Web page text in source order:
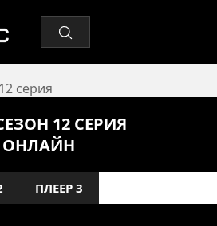
серия
12 СЕРИЯ
ОНЛАЙН
ПЛЕЕР 3